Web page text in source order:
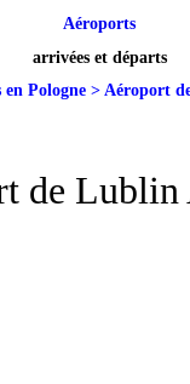
Aéroports
arrivées et départs
Pologne > Aéroport
de Lublin